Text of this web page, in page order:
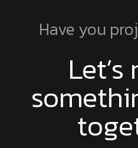
Have you